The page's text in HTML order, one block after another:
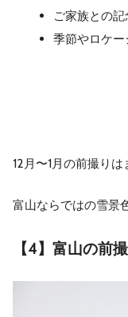
ご家族との
季節やロケ
12月〜1月の前撮りは
富山ならではの雪景
【4】富山の前